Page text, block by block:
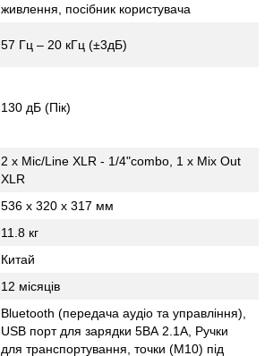
живлення, посібник користувача
57 Гц – 20 кГц (±3дБ)
130 дБ (Пік)
2 x Mic/Line XLR - 1/4"combo, 1 x Mix Out
XLR
536 x 320 x 317 мм
11.8 кг
Китай
12 місяців
Bluetooth (передача аудіо та управління),
USB порт для зарядки 5ВА 2.1А, Ручки
для транспортування, точки (М10) під